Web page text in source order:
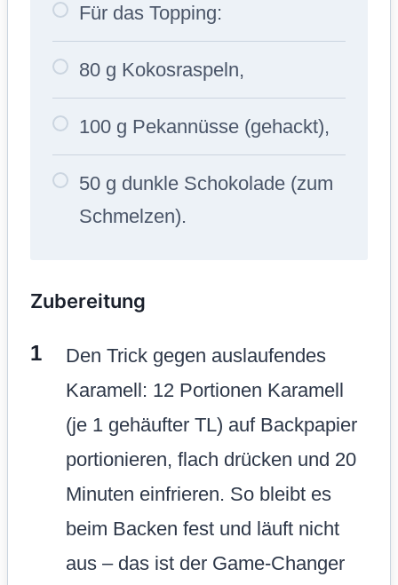
Für das Topping:
80 g Kokosraspeln,
100 g Pekannüsse (gehackt),
50 g dunkle Schokolade (zum
Schmelzen).
Zubereitung
Den Trick gegen auslaufendes
Karamell: 12 Portionen Karamell
(je 1 gehäufter TL) auf Backpapier
portionieren, flach drücken und 20
Minuten einfrieren. So bleibt es
beim Backen fest und läuft nicht
aus – das ist der Game-Changer